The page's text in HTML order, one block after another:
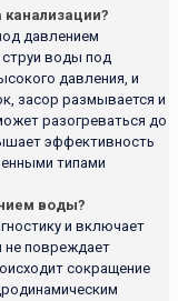
канализации?
давлением
воды под
давления, и
засор размывается и
разогреваться до
эффективность
типами
воды?
и включает
не повреждает
сокращение